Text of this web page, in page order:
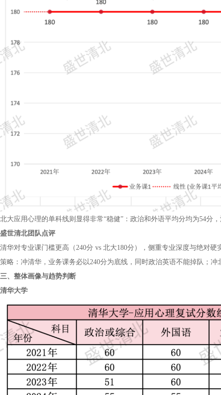
北大应用心理的单科线则显得非常“稳健”：政治和外语平均分均为54分
盛世清北团队点评
清华对专业课门槛更高（240分 vs 北大180分），侧重专业深度与绝对
策略：冲清华，业务课务必以240分为底线，同时政治英语不能掉队；
三、整体画像与趋势判断
清华大学